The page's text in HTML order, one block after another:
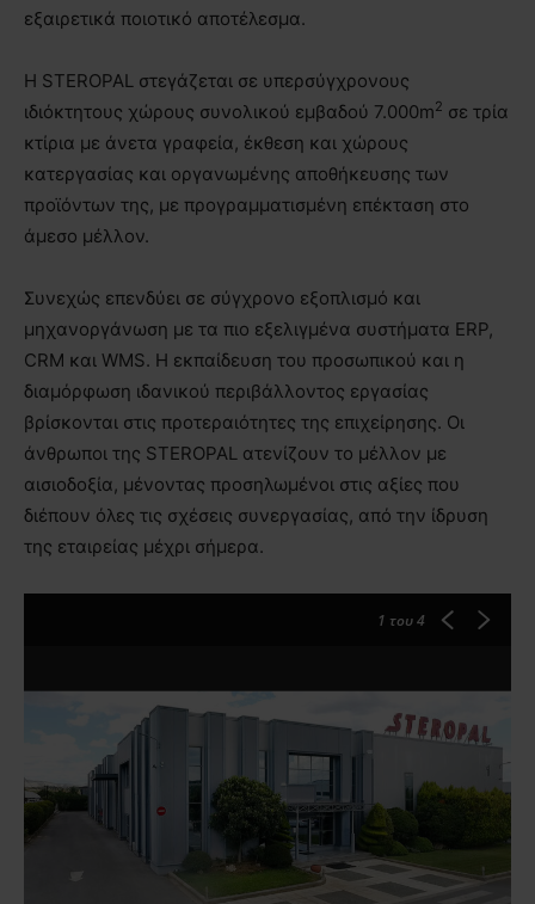
εξαιρετικά ποιοτικό αποτέλεσμα.
Η STEROPAL στεγάζεται σε υπερσύγχρονους
ιδιόκτητους χώρους συνολικού εμβαδού 7.000m2 σε τρία
κτίρια με άνετα γραφεία, έκθεση και χώρους
κατεργασίας και οργανωμένης αποθήκευσης των
προϊόντων της, με προγραμματισμένη επέκταση στο
άμεσο μέλλον.
Συνεχώς επενδύει σε σύγχρονο εξοπλισμό και
μηχανοργάνωση με τα πιο εξελιγμένα συστήματα ERP,
CRM και WMS. Η εκπαίδευση του προσωπικού και η
διαμόρφωση ιδανικού περιβάλλοντος εργασίας
βρίσκονται στις προτεραιότητες της επιχείρησης. Οι
άνθρωποι της STEROPAL ατενίζουν το μέλλον με
αισιοδοξία, μένοντας προσηλωμένοι στις αξίες που
διέπουν όλες τις σχέσεις συνεργασίας, από την ίδρυση
της εταιρείας μέχρι σήμερα.
1 του 4